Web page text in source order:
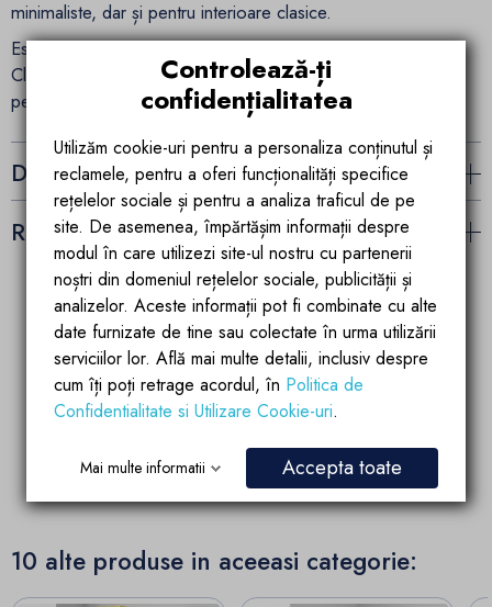
minimaliste, dar și pentru interioare clasice.
Este fabricat din sticlă 6 mm de înaltă calitate, sigură Crystal
Clear, cu acoperire laser Easy Clean Double ceea ce
permite o curățare mai bună și intretinere de durata.
Detalii ale produsului
Recenzii (0)
Garantia calitatii
Produsele brandului EGO
sunt fabricate dupa
ultimele tehnologii de
calitate si inovatie
Parteneriate de
succes
Account manager
pregatit si dedicat
partenerilor si
10 alte produse in aceeasi categorie:
Controlează-ți
confidențialitatea
Utilizăm cookie-uri pentru a personaliza conținutul și
reclamele, pentru a oferi funcționalități specifice
rețelelor sociale și pentru a analiza traficul de pe
site. De asemenea, împărtășim informații despre
modul în care utilizezi site-ul nostru cu partenerii
noștri din domeniul rețelelor sociale, publicității și
analizelor. Aceste informații pot fi combinate cu alte
date furnizate de tine sau colectate în urma utilizării
serviciilor lor. Află mai multe detalii, inclusiv despre
cum îți poți retrage acordul, în Politica de
Confidentialitate si Utilizare Cookie-uri.
Mai multe informatii Accepta toate